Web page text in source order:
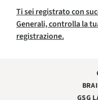
Ti sei registrato con
Generali, controlla la
registrazione.
GSG